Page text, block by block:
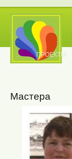
. . .
. ПРОЕКТЫ
Мастера